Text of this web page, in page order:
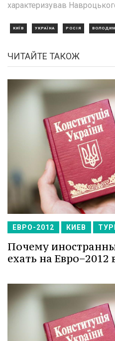
характеризував
КИЇВ УКРАЇНА РОСІЯ
ЧИТАЙТЕ ТАКОЖ
ЕВРО-2012 КИЕВ
Почему
ехать на Евро−2012